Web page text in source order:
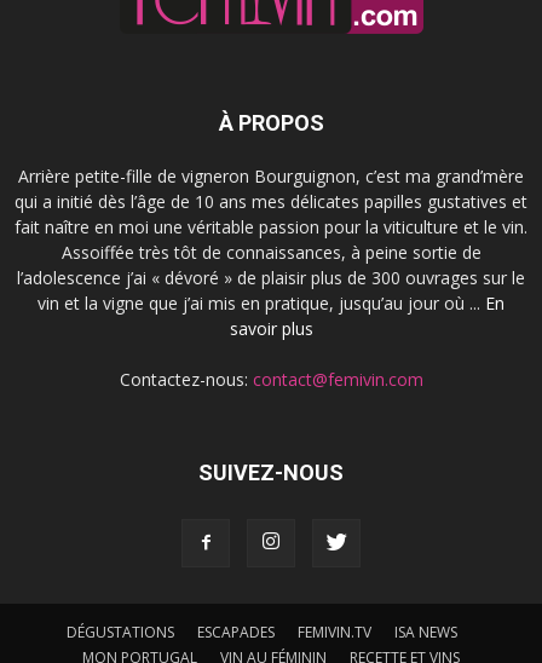
À PROPOS
Arrière petite-fille de vigneron Bourguignon, c’est ma grand’mère
qui a initié dès l’âge de 10 ans mes délicates papilles gustatives et
fait naître en moi une véritable passion pour la viticulture et le vin.
Assoiffée très tôt de connaissances, à peine sortie de
l’adolescence j’ai « dévoré » de plaisir plus de 300 ouvrages sur le
vin et la vigne que j’ai mis en pratique, jusqu’au jour où ... En
savoir plus
Contactez-nous: contact@femivin.com
SUIVEZ-NOUS
DÉGUSTATIONS ESCAPADES FEMIVIN.TV
ISA NEWS
MON PORTUGAL
VIN AU FÉMININ RECETTE ET VINS